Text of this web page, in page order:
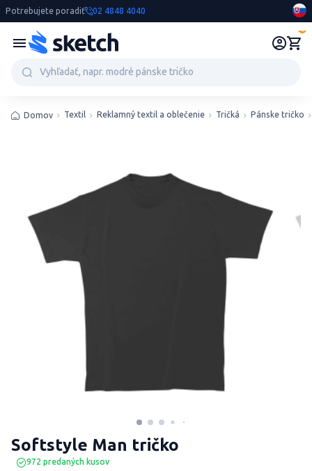
Potrebujete poradiť 02 4848 4040
Domov Textil Reklamný textil a oblečenie Tričká Pánske tričko
972 predaných kusov
Softstyle Man tričko